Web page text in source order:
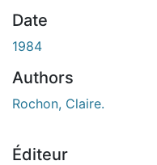
Date
1984
Authors
Rochon, Claire.
Éditeur